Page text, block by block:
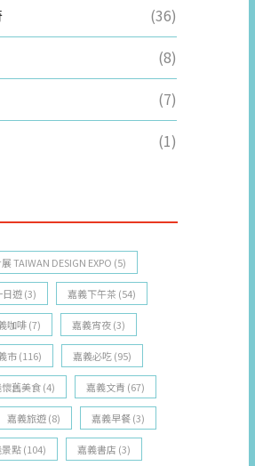
(36)
(8)
(7)
(1)
TAIWAN DESIGN EXPO (5)
日遊(3) 嘉義下午茶 (54)
咖啡(7) 嘉義宵夜(3)
市(116) 嘉義必吃(95)
舊美食(4) 嘉義文青 (67)
嘉義旅遊(8) 嘉義早餐(3)
點(104) 嘉義書店 (3)